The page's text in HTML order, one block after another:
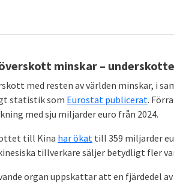
minskar –
med resten av världen minskar, i
statistik som Eurostat publicerat.
med sju miljarder euro från 2024.
till Kina har ökat till 359 miljarder
tillverkare säljer betydligt fler
organ uppskattar att en fjärdedel